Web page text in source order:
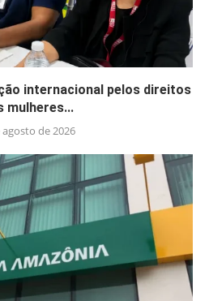
internacional pelos direitos
mulheres...
agosto de 2026